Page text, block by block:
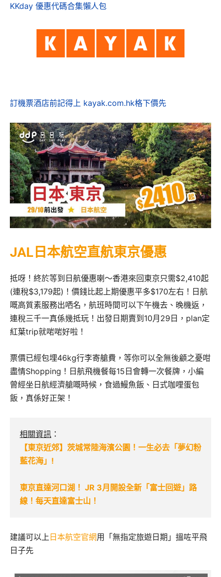
KKday 優惠代碼合集懶人包
訂機票酒店前記得上 kayak.com.hk格下價先
JAL日本航空直航東京優惠
抵呀！終於等到日航優惠喇～香港來回東京只需$2,410起
(連稅$3,179起)！價錢比起上期優惠平多$170左右！日航
嘅高質素服務出哂名，航班時間可以下午機去、晚機返，
連稅三千一真係幾抵玩！出發日期賣到10月29日，plan定
紅葉trip就啱啱好啦！
票價已經包埋46kg行李寄艙費，等你可以全無後顧之憂咁
盡情Shopping！日航飛機餐每15日會轉一次餐牌，小編
曾經坐日航經濟艙嘅時候，食過鰻魚飯、日式咖哩蛋包
飯，真係好正架！
相關資訊 ：
【東京近郊】茨城常陸海濱公園！一生必去「夢幻粉
藍花海」!
東京直達河口湖！ JR 3月開設全新「富士回遊」路
線！每天直達富士山！
建議可以上 日本航空官網用「無指定旅遊日期」搵咗平飛
日子先